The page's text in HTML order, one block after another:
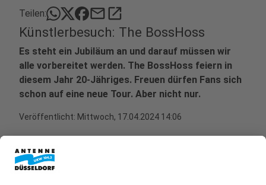
Teilen: mailopen_in_new
Künstlerbesuch: The BossHoss
Es steht ein Jubiläum an und darauf müssen wir
alle vorbereitet werden. The BossHoss feiern in
diesem Jahr 20-Jähriges. Freuen dürfen Fans sich
schon auf eine neue Tour. Aber nicht nur.
Veröffentlicht: Mittwoch, 17.04.2024 14:06
Anzeige